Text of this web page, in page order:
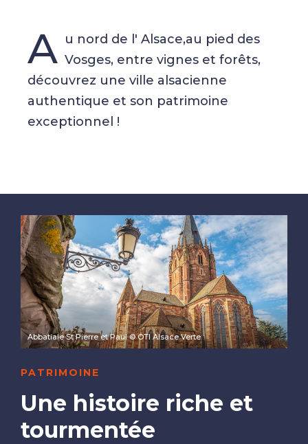
A u nord de l' Alsace,au pied des
Vosges, entre vignes et forêts,
découvrez une ville alsacienne
authentique et son patrimoine
exceptionnel !
Abbatiale St Pierre et Paul © OTI Alsace Verte
PATRIMOINE
Une histoire riche et
tourmentée